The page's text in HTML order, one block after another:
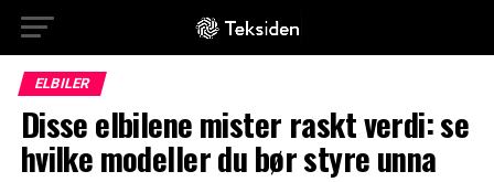
ELBILER
Disse elbilene mister raskt verdi: se
hvilke modeller du bør styre unna